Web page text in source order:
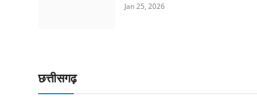
Jan 25, 2026
छत्तीसगढ़